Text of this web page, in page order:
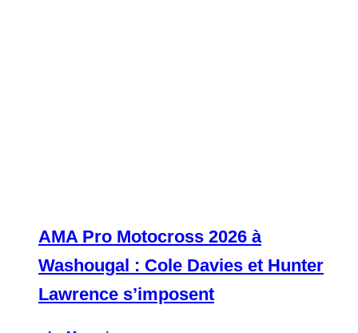
AMA Pro Motocross 2026 à
Washougal : Cole Davies et Hunter
Lawrence s’imposent